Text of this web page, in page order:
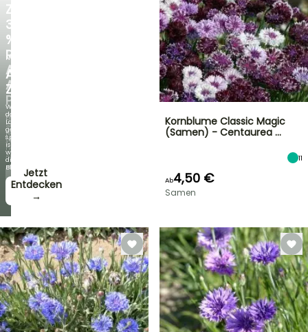
ZU
30
%
RABATT
AUF
AUSGEWÄHLTE
PFLANZEN!
Entdecken
Sie
jede
Woche
neue
Angebote
Jetzt
zugreifen!
→
NEU
AGAPANTHUS
ZAMBEZI
Wenn
das
Laub
genauso
spektakulär
ist
wie
die
Blüten!
Entdecken
→
Kornblume Classic Magic
(Samen) - Centaurea …
11
Ab4,50 €
Samen